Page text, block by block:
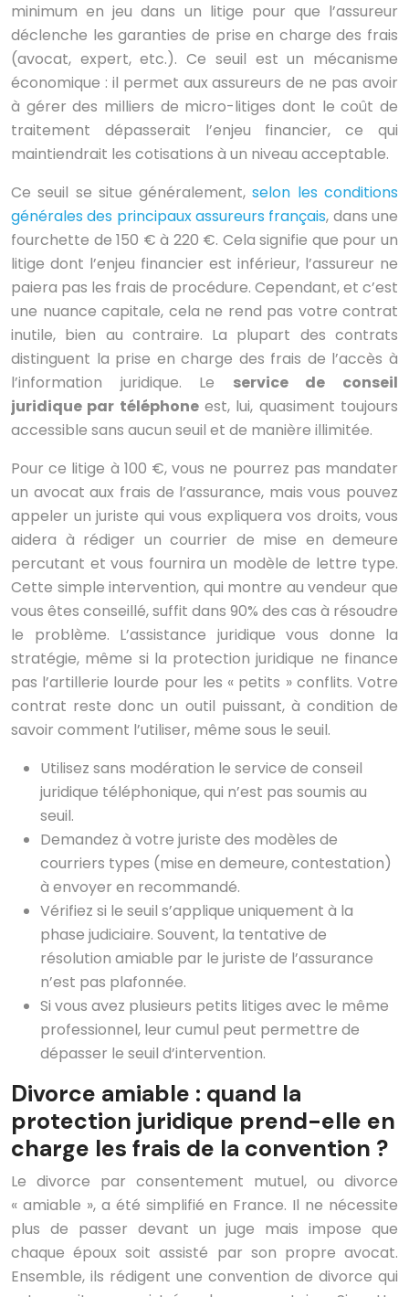
minimum en jeu dans un litige pour que l’assureur
déclenche les garanties de prise en charge des frais
(avocat, expert, etc.). Ce seuil est un mécanisme
économique : il permet aux assureurs de ne pas avoir
à gérer des milliers de micro-litiges dont le coût de
traitement dépasserait l’enjeu financier, ce qui
maintiendrait les cotisations à un niveau acceptable.
Ce seuil se situe généralement,selon les conditions
générales des principaux assureurs français, dans une
fourchette de 150 € à 220 €. Cela signifie que pour un
litige dont l’enjeu financier est inférieur, l’assureur ne
paiera pas les frais de procédure. Cependant, et c’est
une nuance capitale, cela ne rend pas votre contrat
inutile, bien au contraire. La plupart des contrats
distinguent la prise en charge des frais de l’accès à
l’information juridique. Le service de conseil
juridique par téléphoneest, lui, quasiment toujours
accessible sans aucun seuil et de manière illimitée.
Pour ce litige à 100 €, vous ne pourrez pas mandater
un avocat aux frais de l’assurance, mais vous pouvez
appeler un juriste qui vous expliquera vos droits, vous
aidera à rédiger un courrier de mise en demeure
percutant et vous fournira un modèle de lettre type.
Cette simple intervention, qui montre au vendeur que
vous êtes conseillé, suffit dans 90% des cas à résoudre
le problème. L’assistance juridique vous donne la
stratégie, même si la protection juridique ne finance
pas l’artillerie lourde pour les « petits » conflits. Votre
contrat reste donc un outil puissant, à condition de
savoir comment l’utiliser, même sous le seuil.
Utilisez sans modération le service de conseil
juridique téléphonique, qui n’est pas soumis au
seuil.
Demandez à votre juriste des modèles de
courriers types (mise en demeure, contestation)
à envoyer en recommandé.
Vérifiez si le seuil s’applique uniquement à la
phase judiciaire. Souvent, la tentative de
résolution amiable par le juriste de l’assurance
n’est pas plafonnée.
Si vous avez plusieurs petits litiges avec le même
professionnel, leur cumul peut permettre de
dépasser le seuil d’intervention.
Divorce amiable : quand la
protection juridique prend-elle en
charge les frais de la convention ?
Le divorce par consentement mutuel, ou divorce
« amiable », a été simplifié en France. Il ne nécessite
plus de passer devant un juge mais impose que
chaque époux soit assisté par son propre avocat.
Ensemble, ils rédigent une convention de divorce qui